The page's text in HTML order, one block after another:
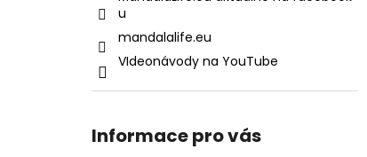
u
mandalalife.eu
VIdeonávody na YouTube
Informace pro vás